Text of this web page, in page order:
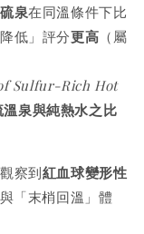
泉在同溫條件下比
低」評分更高 （屬
Sulfur-Rich Hot
溫泉與純熱水之比
察到紅血球變形性
「末梢回溫」體